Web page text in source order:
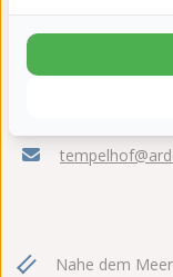
1759 JD
Nahe dem